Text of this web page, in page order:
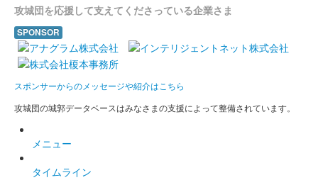
攻城団を応援して支えてくださっている企業さま
SPONSOR
スポンサーからのメッセージや紹介はこちら
攻城団の城郭データベースはみなさまの支援によって整備されています。
メニュー
タイムライン